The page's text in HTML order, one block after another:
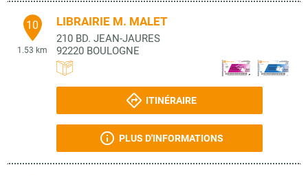
10
1.53 km
LIBRAIRIE M. MALET
210 BD. JEAN-JAURES
92220 BOULOGNE
ITINÉRAIRE
PLUS D'INFORMATIONS